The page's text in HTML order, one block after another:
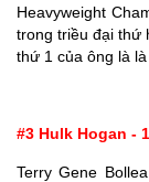
Heavyweight
trong triều đại thứ
thứ 1 của ông là là
#3 Hulk Hogan -
Terry Gene